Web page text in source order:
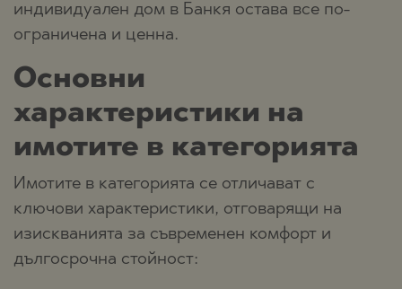
индивидуален дом в Банкя остава все по-
ограничена и ценна.
Основни
характеристики на
имотите в категорията
Имотите в категорията се отличават с
ключови характеристики, отговарящи на
изискванията за съвременен комфорт и
дългосрочна стойност: